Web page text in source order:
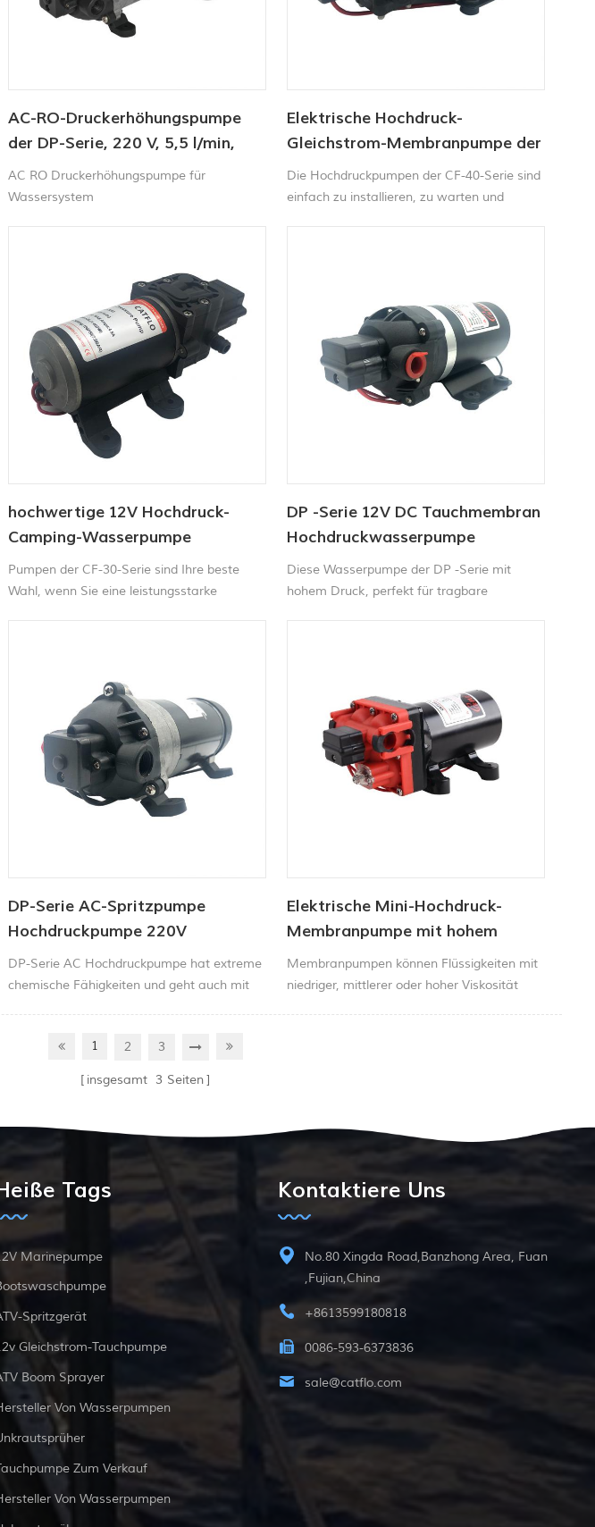
AC-RO-Druckerhöhungspumpe
der DP-Serie, 220 V, 5,5 l/min,
120–170 PSI
AC RO Druckerhöhungspumpe für
Wassersystem
Elektrische Hochdruck-
Gleichstrom-Membranpumpe der
Serie CF-40
Die Hochdruckpumpen der CF-40-Serie sind
einfach zu installieren, zu warten und
hochwertige 12V Hochdruck-
Camping-Wasserpumpe
Pumpen der CF-30-Serie sind Ihre beste
Wahl, wenn Sie eine leistungsstarke
Schnellanschlusskomfort erreichen.
DP -Serie 12V DC Tauchmembran
Hochdruckwasserpumpe
Diese Wasserpumpe der DP -Serie mit
hohem Druck, perfekt für tragbare
DP-Serie AC-Spritzpumpe
Hochdruckpumpe 220V
DP-Serie AC Hochdruckpumpe hat extreme
chemische Fähigkeiten und geht auch mit
Elektrische Mini-Hochdruck-
Membranpumpe mit hohem
Durchfluss
Membranpumpen können Flüssigkeiten mit
niedriger, mittlerer oder hoher Viskosität
1 2 3
insgesamt 3 Seiten
Tags
Marinepumpe
Spritzgerät
Gleichstrom-Tauchpumpe
Boom Sprayer
Von Wasserpumpen
Zum Verkauf
Von Wasserpumpen
Kontaktiere Uns
No.80 Xingda Road,Banzhong Area, Fuan
,Fujian,China
+8613599180818
0086-593-6373836
sale@catflo.com